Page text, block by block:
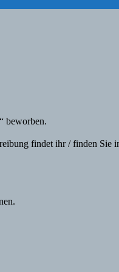
beworben.⠀
findet ihr / finden Sie